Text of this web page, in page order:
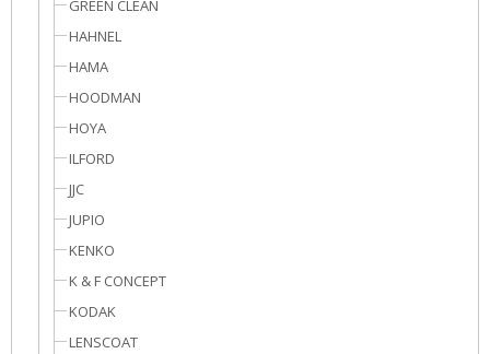
GREEN CLEAN
HAHNEL
HAMA
HOODMAN
HOYA
ILFORD
JJC
JUPIO
KENKO
K & F CONCEPT
KODAK
LENSCOAT